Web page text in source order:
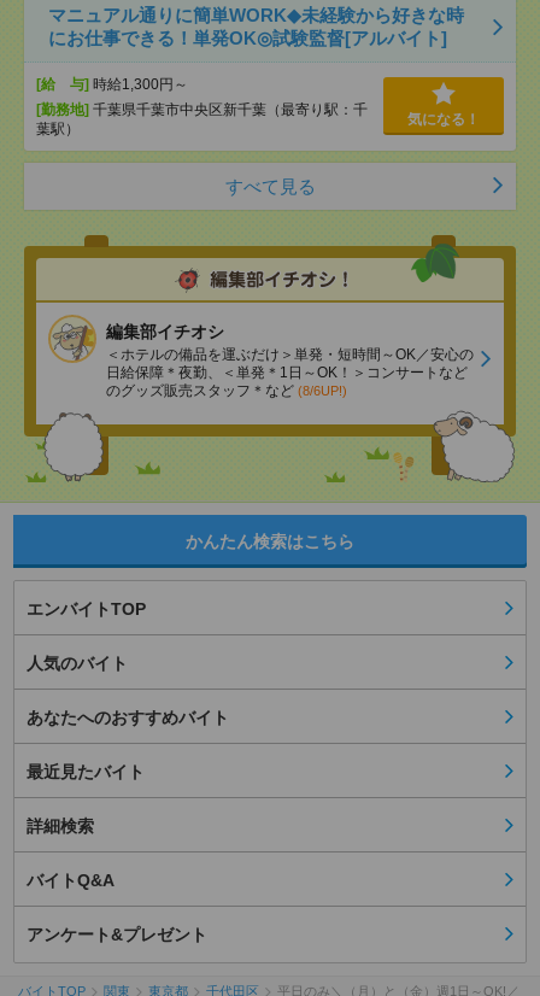
マニュアル通りに簡単WORK◆未経験から好きな時
にお仕事できる！単発OK◎試験監督[アルバイト]
[給 与] 時給1,300円～
[勤務地] 千葉県千葉市中央区新千葉（最寄り駅：千
葉駅）
気になる！
すべて見る
編集部イチオシ
＜ホテルの備品を運ぶだけ＞単発・短時間～OK／安心の
日給保障＊夜勤、＜単発＊1日～OK！＞コンサートなど
のグッズ販売スタッフ＊など (8/6UP!)
かんたん検索はこちら
エンバイトTOP
人気のバイト
あなたへのおすすめバイト
最近見たバイト
詳細検索
バイトQ&A
アンケート&プレゼント
バイトTOP 関東 東京都 千代田区 平日のみ＼（月）と（金）週1日～OK!／